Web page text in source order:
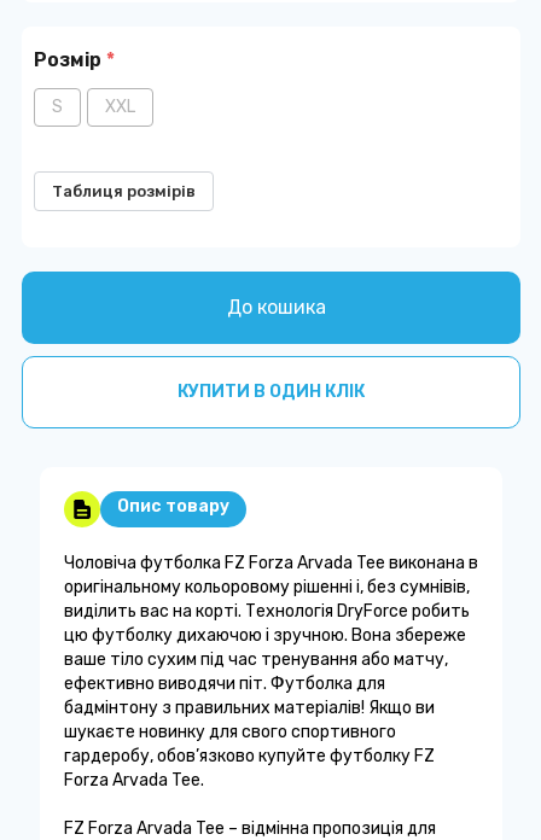
Розмір *
S XXL
Таблиця розмірів
До кошика
КУПИТИ В ОДИН КЛІК
Опис товару
Чоловіча футболка FZ Forza Arvada Tee виконана в
оригінальному кольоровому рішенні і, без сумнівів,
виділить вас на корті. Технологія DryForce робить
цю футболку дихаючою і зручною. Вона збереже
ваше тіло сухим під час тренування або матчу,
ефективно виводячи піт. Футболка для
бадмінтону з правильних матеріалів! Якщо ви
шукаєте новинку для свого спортивного
гардеробу, обов’язково купуйте футболку FZ
Forza Arvada Tee.
FZ Forza Arvada Tee – відмінна пропозиція для